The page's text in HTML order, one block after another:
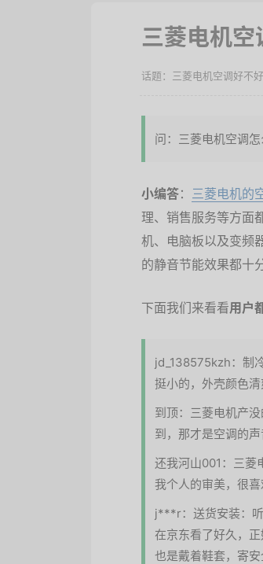
三菱电机空
三菱电机空调好不好
问：三菱电机空调怎
小编答： 三菱电机的
理、销售服务等方面
机、电脑板以及变频
的静音节能效果都十
下面我们来看看用户
jd_138575kzh：制
挺小的，外壳颜色清
到顶：三菱电机产
到，那才是空调的
还我河山001：三菱
我个人的审美，很
j***r：送货安装：听
在京东看了好久，
也是戴着鞋套，寄